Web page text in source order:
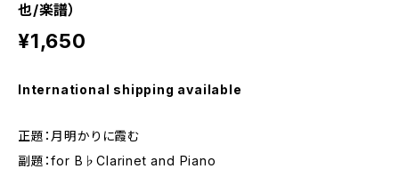
也/楽譜）
¥1,650
International shipping available
正題：月明かりに霞む
副題：for B♭Clarinet and Piano